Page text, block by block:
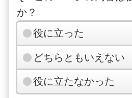
か？
役に立った
どちらともいえない
役に立たなかった